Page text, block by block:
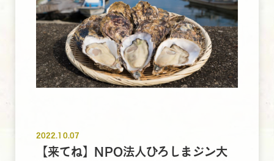
2022.10.07
【来てね】NPO法人ひろしまジン大